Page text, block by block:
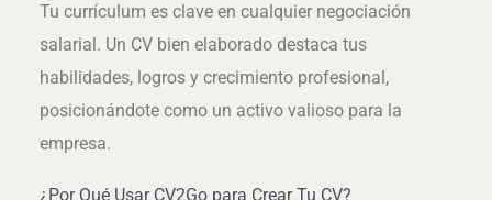
Tu currículum es clave en cualquier negociación
salarial. Un CV bien elaborado destaca tus
habilidades, logros y crecimiento profesional,
posicionándote como un activo valioso para la
empresa.
¿Por Qué Usar CV2Go para Crear Tu CV?